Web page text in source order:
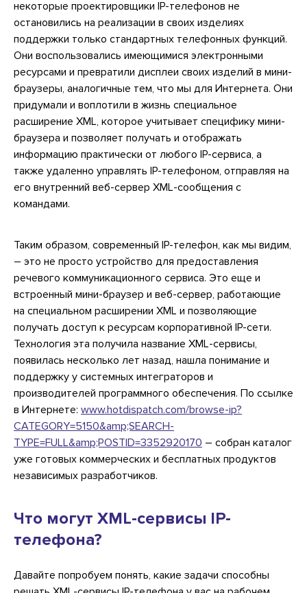
некоторые проектировщики IP-телефонов не
остановились на реализации в своих изделиях
поддержки только стандартных телефонных функций.
Они воспользовались имеющимися электронными
ресурсами и превратили дисплеи своих изделий в мини-
браузеры, аналогичные тем, что мы для Интернета. Они
придумали и воплотили в жизнь специальное
расширение XML, которое учитывает специфику мини-
браузера и позволяет получать и отображать
информацию практически от любого IP-сервиса, а
также удаленно управлять IP-телефоном, отправляя на
его внутренний веб-сервер XML-сообщения с
командами.
Таким образом, современный IP-телефон, как мы видим,
– это не просто устройство для предоставления
речевого коммуникационного сервиса. Это еще и
встроенный мини-браузер и веб-сервер, работающие
на специальном расширении XML и позволяющие
получать доступ к ресурсам корпоративной IP-сети.
Технология эта получила название XML-сервисы,
появилась несколько лет назад, нашла понимание и
поддержку у системных интеграторов и
производителей программного обеспечения. По ссылке
в Интернете: www.hotdispatch.com/browse-ip?
CATEGORY=5150&amp;SEARCH-
TYPE=FULL&amp;POSTID=3352920170 – собран каталог
уже готовых коммерческих и бесплатных продуктов
независимых разработчиков.
Что могут XML-сервисы IP-
телефона?
Давайте попробуем понять, какие задачи способны